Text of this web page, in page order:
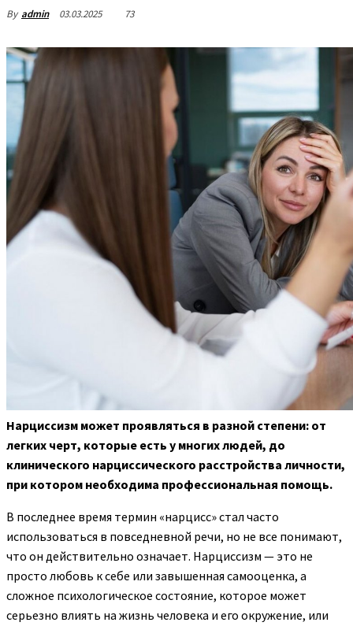
By admin 03.03.2025 73
Нарциссизм может проявляться в разной степени: от
легких черт, которые есть у многих людей, до
клинического нарциссического расстройства личности,
при котором необходима профессиональная помощь.
В последнее время термин «нарцисс» стал часто
использоваться в повседневной речи, но не все понимают,
что он действительно означает. Нарциссизм — это не
просто любовь к себе или завышенная самооценка, а
сложное психологическое состояние, которое может
серьезно влиять на жизнь человека и его окружение, или